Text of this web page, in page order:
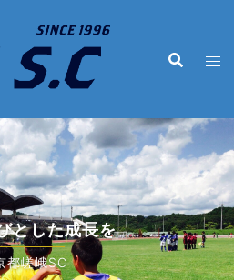
とした成長を
都嵯峨SC